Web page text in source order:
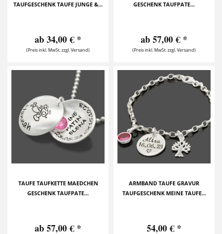
TAUFGESCHENK TAUFE JUNGE &...
ab 34,00 € *
(Preis inkl. MwSt. zzgl. Versand)
GESCHENK TAUFPATE...
ab 57,00 € *
(Preis inkl. MwSt. zzgl. Versand)
TAUFE TAUFKETTE MAEDCHEN
GESCHENK TAUFPATE...
ab 57,00 € *
ARMBAND TAUFE GRAVUR
TAUFGESCHENK MEINE TAUFE...
54,00 € *